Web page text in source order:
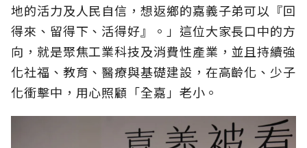
地的活力及人民自信，想返鄉的嘉義子弟可以『回
得來、留得下、活得好』。」這位大家長口中的方
向，就是聚焦工業科技及消費性產業，並且持續強
化社福、教育、醫療與基礎建設，在高齡化、少子
化衝擊中，用心照顧「全嘉」老小。